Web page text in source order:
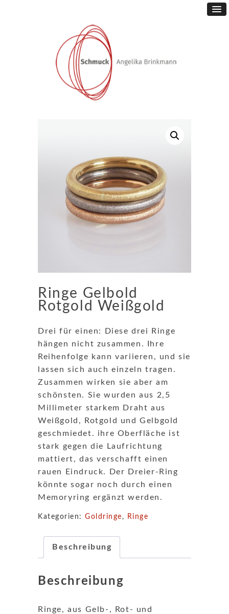
Ringe Gelbold
Rotgold Weißgold
Drei für einen: Diese drei Ringe
hängen nicht zusammen. Ihre
Reihenfolge kann variieren, und sie
lassen sich auch einzeln tragen.
Zusammen wirken sie aber am
schönsten. Sie wurden aus 2,5
Millimeter starkem Draht aus
Weißgold, Rotgold und Gelbgold
geschmiedet. ihre Oberfläche ist
stark gegen die Laufrichtung
mattiert, das verschafft einen
rauen Eindruck. Der Dreier-Ring
könnte sogar noch durch einen
Memoryring ergänzt werden.
Kategorien: Goldringe , Ringe
Beschreibung
Beschreibung
Ringe, aus Gelb-, Rot- und